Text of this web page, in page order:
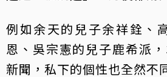
例如余天的兒子余祥銓、
恩、吳宗憲的兒子鹿希派
新聞，私下的個性也全然不